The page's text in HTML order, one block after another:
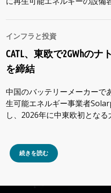
インフラと投資
CATL、東欧で2GWhの
を締結
中国のバッテリーメーカーで
生可能エネルギー事業者
し、2026年に中東欧初となる
続きを読む